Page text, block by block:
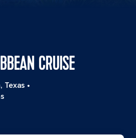
CRUISE
Texas •